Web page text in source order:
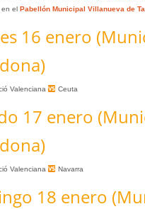
el Pabellón Municipal Villanueva de
16 enero
Valenciana Ceuta
17 enero
Valenciana Navarra
18 enero